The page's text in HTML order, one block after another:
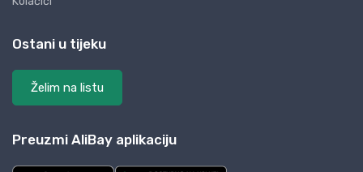
Ostani u tijeku
Želim na listu
Preuzmi AliBay aplikaciju